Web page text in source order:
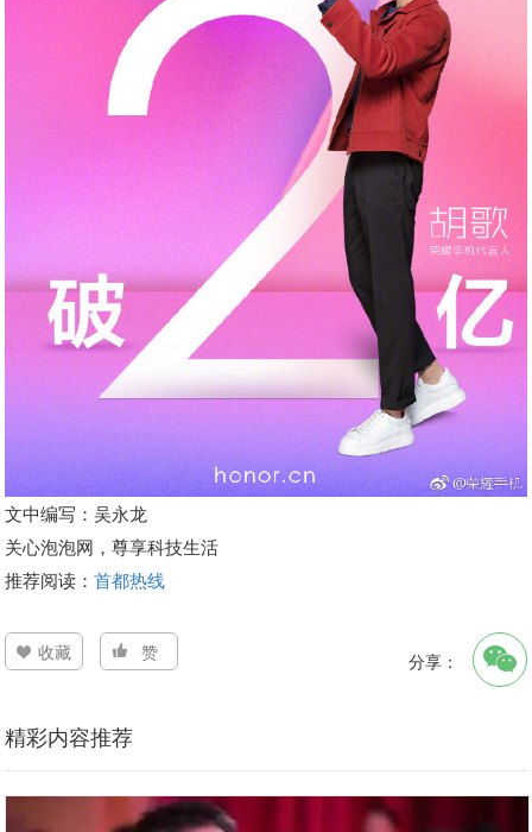
文中编写：吴永龙
关心泡泡网，尊享科技生活
推荐阅读：首都热线
收藏 赞 分享：
精彩内容推荐